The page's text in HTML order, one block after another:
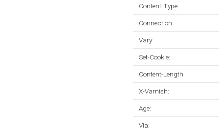
Content-Type:
Connection:
Vary:
Set-Cookie:
Content-Length:
X-Varnish:
Age:
Via: